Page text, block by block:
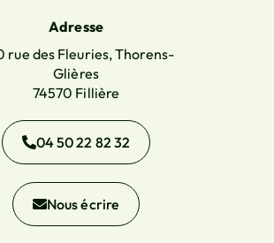
Adresse
rue des Fleuries, Thorens-
Glières
74570 Fillière
04 50 22 82 32
Nous écrire